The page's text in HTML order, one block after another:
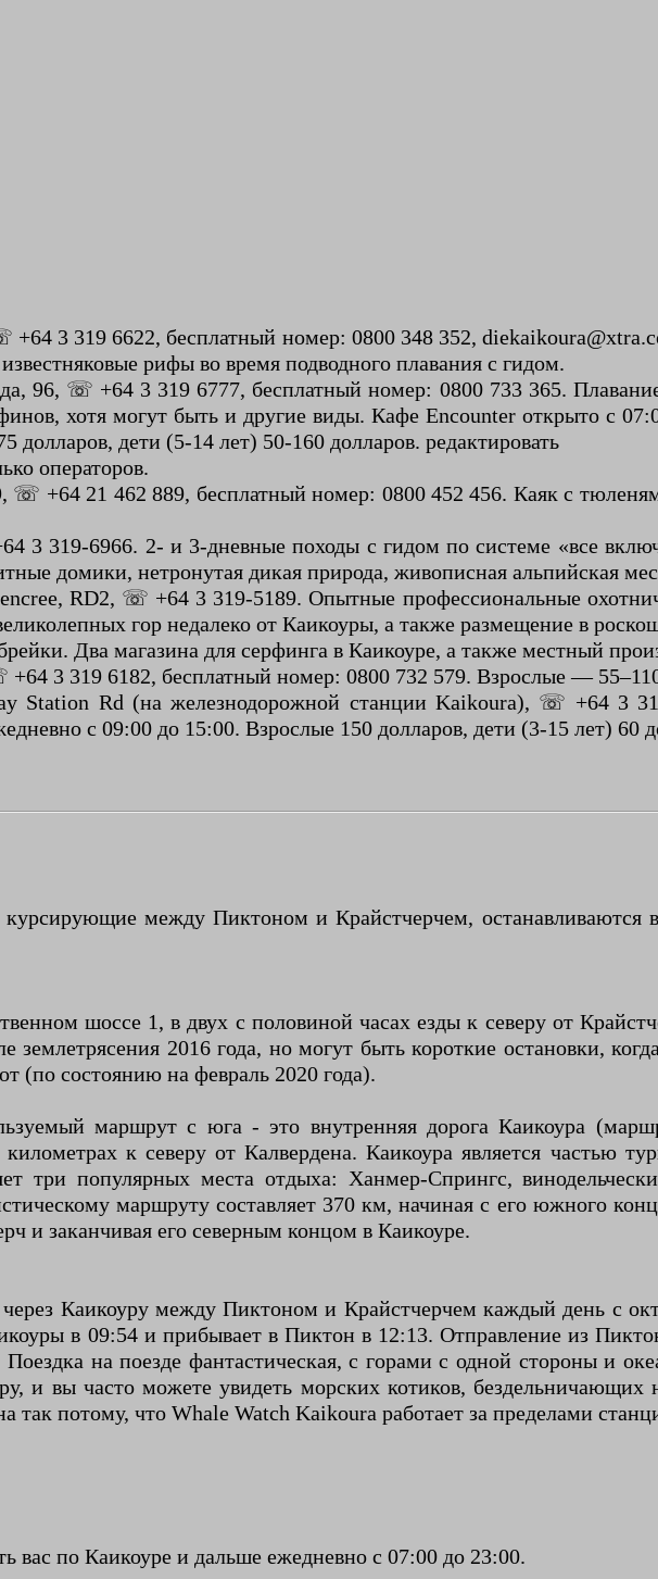
3 319 6622, бесплатный номер: 0800 348 352,
рифы во время подводного плавания с гидом.
96, ☏ +64 3 319 6777, бесплатный номер: 0800 733 365.
хотя могут быть и другие виды. Кафе Encounter открыто с
долларов, дети (5-14 лет) 50-160 долларов. редактировать
операторов.
+64 21 462 889, бесплатный номер: 0800 452 456. Каяк с
3 319-6966. 2- и 3-дневные походы с гидом по системе «все
домики, нетронутая дикая природа, живописная альпийская
RD2, ☏ +64 3 319-5189. Опытные профессиональные
гор недалеко от Каикоуры, а также размещение в
Два магазина для серфинга в Каикоуре, а также местный
3 319 6182, бесплатный номер: 0800 732 579. Взрослые —
Station Rd (на железнодорожной станции Kaikoura), ☏ +64 3
с 09:00 до 15:00. Взрослые 150 долларов, дети (3-15 лет) 60
между Пиктоном и Крайстчерчем, останавливаются
шоссе 1, в двух с половиной часах езды к северу от
2016 года, но могут быть короткие остановки,
(по состоянию на февраль 2020 года).
маршрут с юга - это внутренняя дорога Каикоура
к северу от Калвердена. Каикоура является частью
три популярных места отдыха: Ханмер-Спрингс,
маршруту составляет 370 км, начиная с его южного
и заканчивая его северным концом в Каикоуре.
Каикоуру между Пиктоном и Крайстчерчем каждый день с
в 09:54 и прибывает в Пиктон в 12:13. Отправление из
на поезде фантастическая, с горами с одной стороны и
и вы часто можете увидеть морских котиков,
так потому, что Whale Watch Kaikoura работает за пределами
вас по Каикоуре и дальше ежедневно с 07:00 до 23:00.